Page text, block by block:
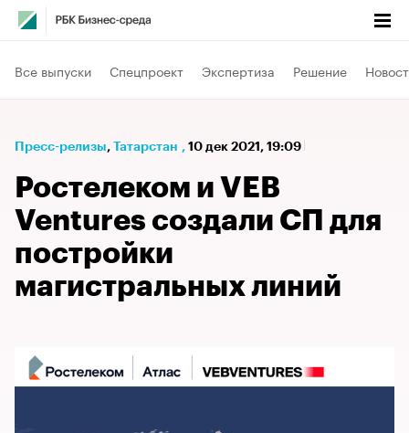
Все выпуски Спецпроект Экспертиза Решение
Пресс-релизы⁠, Татарстан , 10 дек 2021, 19:09
Ростелеком и VEB
Ventures создали СП для
постройки
магистральных линий